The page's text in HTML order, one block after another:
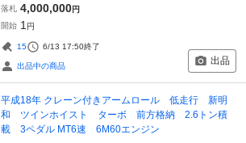
落札 4,000,000円
開始 1 円
15 6/13 17:50終了
出品中の商品 出品
平成18年 クレーン付きアームロール 低走行 新明
和 ツインホイスト ターボ 前方格納 2.6トン積
載 3ペダル MT6速 6M60エンジン